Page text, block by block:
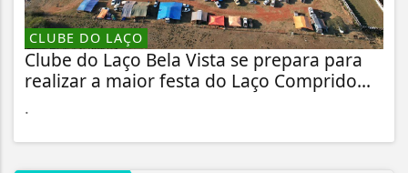
CLUBE DO LAÇO
Clube do Laço Bela Vista se prepara para
realizar a maior festa do Laço Comprido...
.